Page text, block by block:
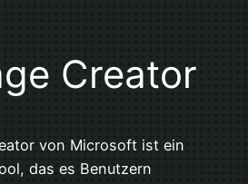
Creator
von Microsoft ist ein
das es Benutzern